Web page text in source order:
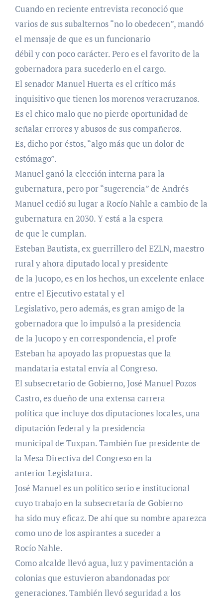
Cuando en reciente entrevista reconoció que
varios de sus subalternos “no lo obedecen”, mandó
el mensaje de que es un funcionario
débil y con poco carácter. Pero es el favorito de la
gobernadora para sucederlo en el cargo.
El senador Manuel Huerta es el crítico más
inquisitivo que tienen los morenos veracruzanos.
Es el chico malo que no pierde oportunidad de
señalar errores y abusos de sus compañeros.
Es, dicho por éstos, “algo más que un dolor de
estómago”.
Manuel ganó la elección interna para la
gubernatura, pero por “sugerencia” de Andrés
Manuel cedió su lugar a Rocío Nahle a cambio de la
gubernatura en 2030. Y está a la espera
de que le cumplan.
Esteban Bautista, ex guerrillero del EZLN, maestro
rural y ahora diputado local y presidente
de la Jucopo, es en los hechos, un excelente enlace
entre el Ejecutivo estatal y el
Legislativo, pero además, es gran amigo de la
gobernadora que lo impulsó a la presidencia
de la Jucopo y en correspondencia, el profe
Esteban ha apoyado las propuestas que la
mandataria estatal envía al Congreso.
El subsecretario de Gobierno, José Manuel Pozos
Castro, es dueño de una extensa carrera
política que incluye dos diputaciones locales, una
diputación federal y la presidencia
municipal de Tuxpan. También fue presidente de
la Mesa Directiva del Congreso en la
anterior Legislatura.
José Manuel es un político serio e institucional
cuyo trabajo en la subsecretaría de Gobierno
ha sido muy eficaz. De ahí que su nombre aparezca
como uno de los aspirantes a suceder a
Rocío Nahle.
Como alcalde llevó agua, luz y pavimentación a
colonias que estuvieron abandonadas por
generaciones. También llevó seguridad a los